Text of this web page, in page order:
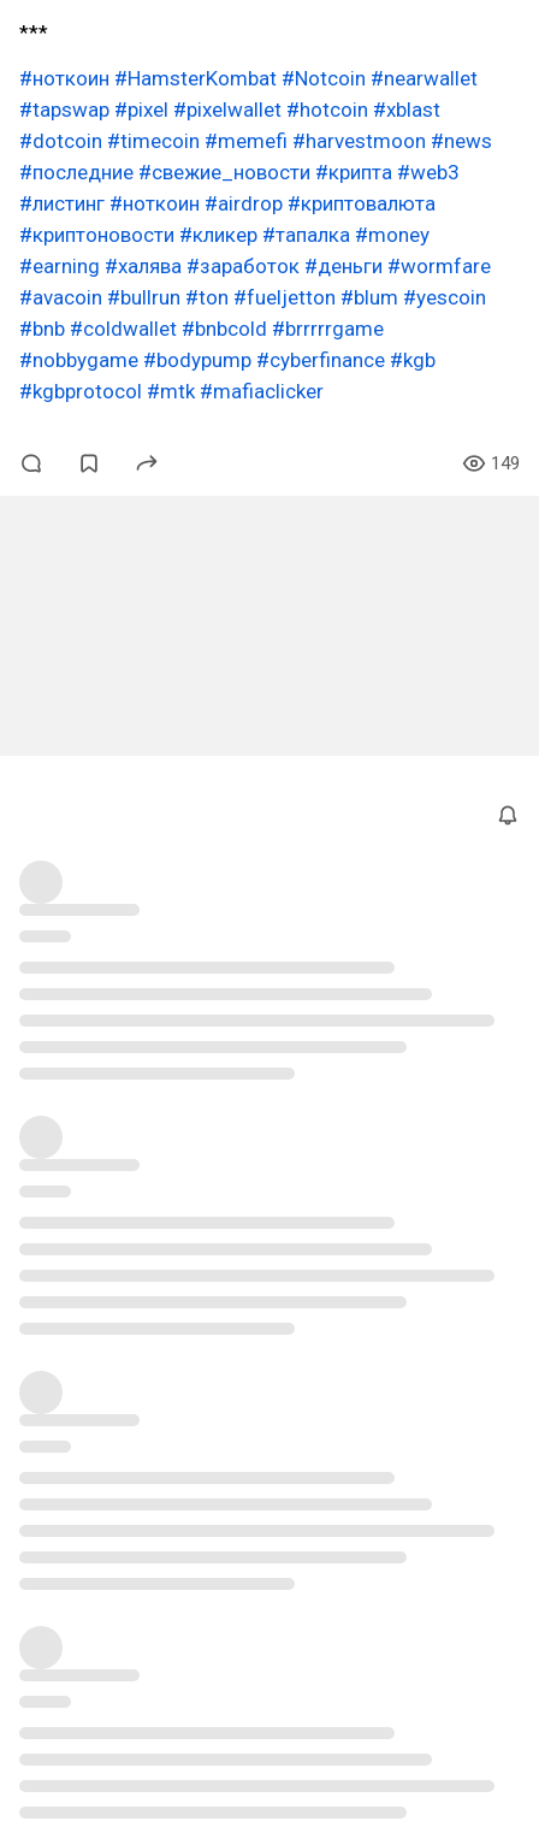
***
#ноткоин #HamsterKombat #Notcoin #nearwallet
#tapswap #pixel #pixelwallet #hotcoin #xblast
#dotcoin #timecoin #memefi #harvestmoon #news
#последние #свежие_новости #крипта #web3
#листинг #ноткоин #airdrop #криптовалюта
#криптоновости #кликер #тапалка #money
#earning #халява #заработок #деньги #wormfare
#avacoin #bullrun #ton #fueljetton #blum #yescoin
#bnb #coldwallet #bnbcold #brrrrrgame
#nobbygame #bodypump #cyberfinance #kgb
#kgbprotocol #mtk #mafiaclicker
149